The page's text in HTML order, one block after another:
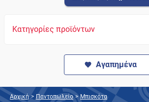
Κατηγορίες προϊόντων
Αγαπημένα
Αρχική > Παντοπωλείο > Μπισκότα